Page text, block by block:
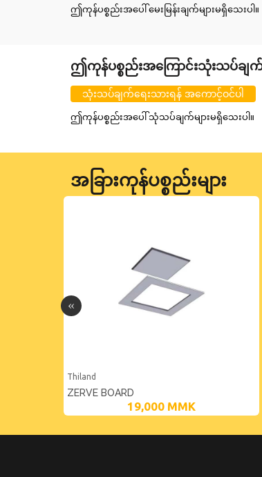
ဤကုန်ပစ္စည်းအပေါ် မေးမြန်းချက်များမရှိသေးပါ။
ဤကုန်ပစ္စည်းအကြောင်းသုံးသပ်ချက်
သုံးသပ်ချက်ရေးသားရန် အကောင့်ဝင်ပါ
ဤကုန်ပစ္စည်းအပေါ် သုံသပ်ချက်များမရှိသေးပါ။
အခြားကုန်ပစ္စည်းများ
Thiland
ZERVE BOARD
19,000 MMK